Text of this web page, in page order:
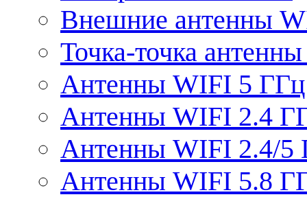
Внешние антенны
Точка-точка
Антенны WIFI 5 ГГц
Антенны WIFI 2.4
Антенны WIFI 2.4/5
Антенны WIFI 5.8